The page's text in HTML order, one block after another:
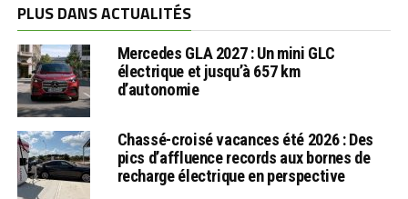
PLUS DANS ACTUALITÉS
Mercedes GLA 2027 : Un mini GLC
électrique et jusqu’à 657 km
d’autonomie
Chassé-croisé vacances été 2026 : Des
pics d’affluence records aux bornes de
recharge électrique en perspective